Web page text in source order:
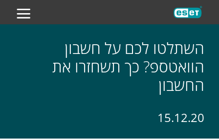
השתלטו לכם על חשבון
הוואטספ? כך תשחזרו את
החשבון
15.12.20